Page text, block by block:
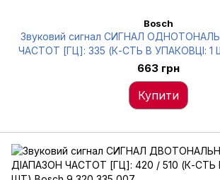
Bosch
Звуковий сигнал СИГНАЛ
ЧАСТОТ [ГЦ]: 335 (К-СТЬ В УПАКОВЦІ: 1
320 111
663 грн
Купити